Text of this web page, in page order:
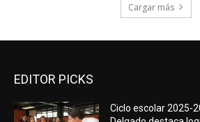
Cargar más
EDITOR PICKS
Ciclo escolar 2025-